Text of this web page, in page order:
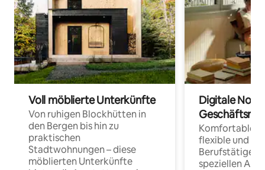
Voll möblierte Unterkünfte
Von ruhigen Blockhütten in
den Bergen bis hin zu
praktischen
Stadtwohnungen – diese
möblierten Unterkünfte
Digitale
Komfortable
flexible und
Berufstätige
speziellen